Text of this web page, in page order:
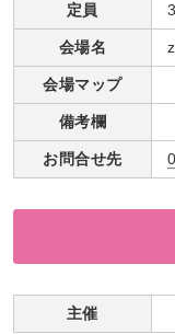
定員
会場名
会場マップ
備考欄
お問合せ先
主催